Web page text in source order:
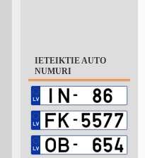
IETEIKTIE AUTO
NUMURI